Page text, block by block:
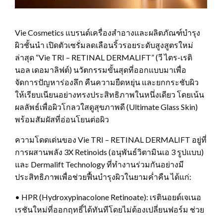
Vie Cosmetics แบรนด์เครื่องสำอางและผลิตภัณฑ์บำรุง
ผิวชั้นนำ เปิดตัวเซรั่มลดเลือนริ้วรอยระดับสูงสูตรใหม่
ล่าสุด “Vie TRI – RETINAL DERMALIFT” (วี ไตร-เรติ
นอล เดอมาลิฟต์) นวัตกรรมขั้นสุดที่ออกแบบมาเพื่อ
จัดการปัญหาร่องลึก คืนความยืดหยุ่น และยกกระชับผิว
ให้เรียบเนียนอย่างทรงประสิทธิภาพในหนึ่งเดียว โดยเน้น
ผลลัพธ์เพื่อผิวโกลวใสดูสุขภาพดี (Ultimate Glass Skin)
พร้อมสัมผัสที่อ่อนโยนต่อผิว
ความโดดเด่นของ Vie TRI – RETINAL DERMALIFT อยู่ที่
การผสานพลัง 3X Retinoids (อนุพันธ์วิตามินเอ 3 รูปแบบ)
และ Dermalift Technology ที่ทำงานร่วมกันอย่างมี
ประสิทธิภาพเพื่อช่วยฟื้นบำรุงผิวในยามค่ำคืน ได้แก่:
• HPR (Hydroxypinacolone Retinoate): เรตินอยด์เจเนอ
เรชันใหม่ที่ออกฤทธิ์ได้ทันทีโดยไม่ต้องเปลี่ยนฟอร์ม ช่วย